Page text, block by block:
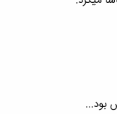
بود...